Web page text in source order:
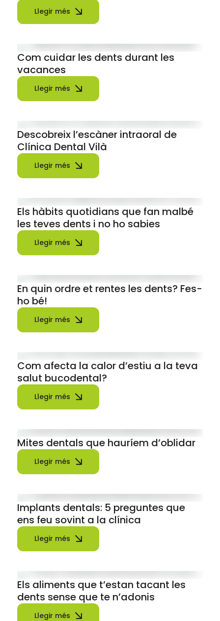
Llegir més
Com cuidar les dents durant les
vacances
Llegir més
Descobreix l’escàner intraoral de
Clínica Dental Vilà
Llegir més
Els hàbits quotidians que fan malbé
les teves dents i no ho sabies
Llegir més
En quin ordre et rentes les dents? Fes-
ho bé!
Llegir més
Com afecta la calor d’estiu a la teva
salut bucodental?
Llegir més
Mites dentals que hauríem d’oblidar
Llegir més
Implants dentals: 5 preguntes que
ens feu sovint a la clínica
Llegir més
Els aliments que t’estan tacant les
dents sense que te n’adonis
Llegir més